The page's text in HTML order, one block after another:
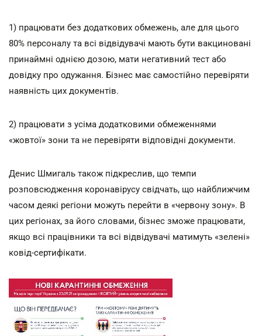
1) працювати без додаткових обмежень, але для цього
80% персоналу та всі відвідувачі мають бути вакциновані
принаймні однією дозою, мати негативний тест або
довідку про одужання. Бізнес має самостійно перевіряти
наявність цих документів.
2) працювати з усіма додатковими обмеженнями
«жовтої» зони та не перевіряти відповідні документи.
Денис Шмигаль також підкреслив, що темпи
розповсюдження коронавірусу свідчать, що найближчим
часом деякі регіони можуть перейти в «червону зону». В
цих регіонах, за його словами, бізнес зможе працювати,
якщо всі працівники та всі відвідувачі матимуть «зелені»
ковід-сертифікати.